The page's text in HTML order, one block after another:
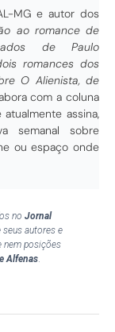
MG e autor dos
ao romance de
de Paulo
romances dos
O Alienista, de
com a coluna
atualmente assina,
semanal sobre
ou espaço onde
no Jornal
autores e
nem posições
Alfenas.